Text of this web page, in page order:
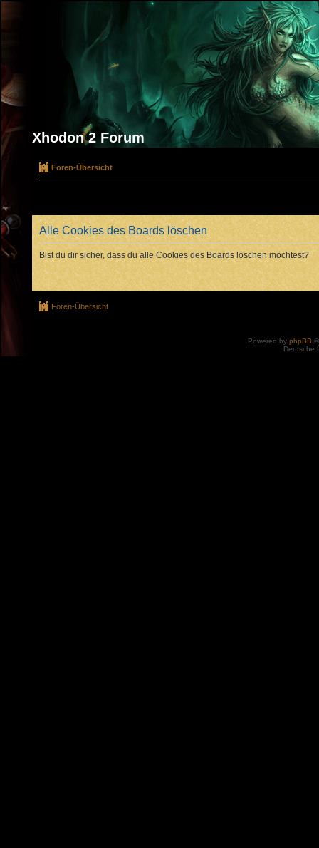
Xhodon 2 Forum
Foren-Übersicht
Alle Cookies des Boards löschen
Bist du dir sicher, dass du alle Cookies des Boards löschen möchtest?
Foren-Übersicht
Powered by phpBB
Deutsche